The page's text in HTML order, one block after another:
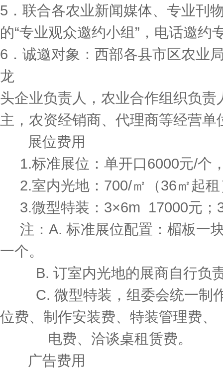
5．联合各农业新闻媒体、专业刊
的“专业观众邀约小组”，电话邀约
6．诚邀对象：西部各县市区农业
龙
头企业负责人，农业合作组织负
主，农资经销商、代理商等经营
展位费用
1.标准展位：单开口6000元/个
2.室内光地：700/㎡（36㎡起租
3.微型特装：3×6m 17000元；
注：A. 标准展位配置：楣板一
一个。
B. 订室内光地的展商自行负责
C. 微型特装，组委会统一制作
位费、制作安装费、特装管理费、
电费、洽谈桌租赁费。
广告费用